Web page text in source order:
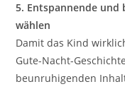
5. Entspannende und
wählen
Damit das Kind
Gute-Nacht-
beunruhigenden